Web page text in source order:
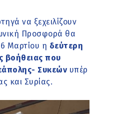
να ξεχειλίζουν
Προσφορά θα
Μαρτίου η δεύτερη
βοήθειας που
Συκεών υπέρ
και Συρίας.